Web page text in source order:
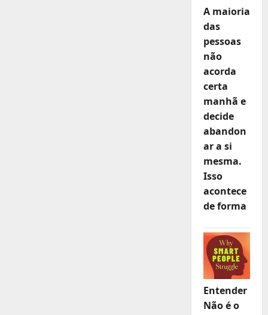
A maioria
das
pessoas
não
acorda
certa
manhã e
decide
abandon
ar a si
mesma.
Isso
acontece
de forma
Entender
Não é o